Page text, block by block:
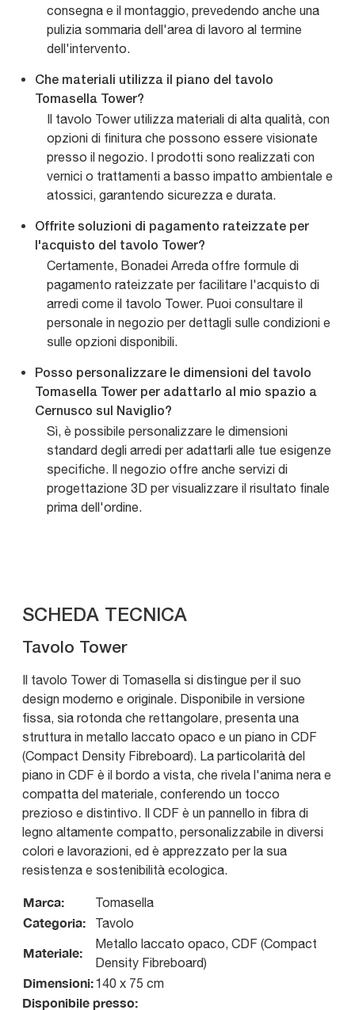
consegna e il montaggio, prevedendo anche una
pulizia sommaria dell'area di lavoro al termine
dell'intervento.
Che materiali utilizza il piano del tavolo
Tomasella Tower?
Il tavolo Tower utilizza materiali di alta qualità, con
opzioni di finitura che possono essere visionate
presso il negozio. I prodotti sono realizzati con
vernici o trattamenti a basso impatto ambientale e
atossici, garantendo sicurezza e durata.
Offrite soluzioni di pagamento rateizzate per
l'acquisto del tavolo Tower?
Certamente, Bonadei Arreda offre formule di
pagamento rateizzate per facilitare l'acquisto di
arredi come il tavolo Tower. Puoi consultare il
personale in negozio per dettagli sulle condizioni e
sulle opzioni disponibili.
Posso personalizzare le dimensioni del tavolo
Tomasella Tower per adattarlo al mio spazio a
Cernusco sul Naviglio?
Sì, è possibile personalizzare le dimensioni
standard degli arredi per adattarli alle tue esigenze
specifiche. Il negozio offre anche servizi di
progettazione 3D per visualizzare il risultato finale
prima dell'ordine.
SCHEDA TECNICA
Tavolo Tower
Il tavolo Tower di Tomasella si distingue per il suo
design moderno e originale. Disponibile in versione
fissa, sia rotonda che rettangolare, presenta una
struttura in metallo laccato opaco e un piano in CDF
(Compact Density Fibreboard). La particolarità del
piano in CDF è il bordo a vista, che rivela l'anima nera e
compatta del materiale, conferendo un tocco
prezioso e distintivo. Il CDF è un pannello in fibra di
legno altamente compatto, personalizzabile in diversi
colori e lavorazioni, ed è apprezzato per la sua
resistenza e sostenibilità ecologica.
Marca: Tomasella
Categoria: Tavolo
Materiale:
Metallo laccato opaco, CDF (Compact
Density Fibreboard)
Dimensioni:140 x 75 cm
Disponibile presso: